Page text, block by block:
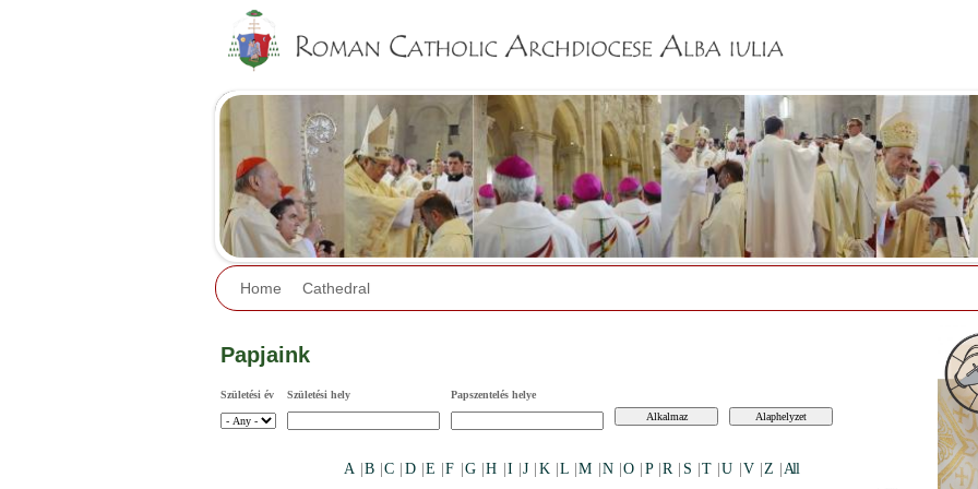
Home Cathedral
Papjaink
Születési év Születési hely Papszentelés helye
A B |C D |E |F G |H I |J K L |M N |O P |R S T |U V |Z
All